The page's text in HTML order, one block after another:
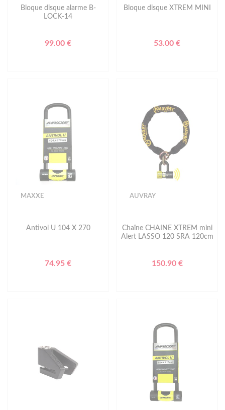
Bloque disque alarme B-
LOCK-14
99.00 €
Bloque disque XTREM MINI
53.00 €
MAXXE
Antivol U 104 X 270
74.95 €
AUVRAY
Chaîne CHAINE XTREM mini
Alert LASSO 120 SRA 120cm
150.90 €